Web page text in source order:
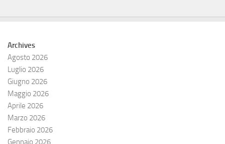
Archives
Agosto 2026
Luglio 2026
Giugno 2026
Maggio 2026
Aprile 2026
Marzo 2026
Febbraio 2026
Gennaio 2026